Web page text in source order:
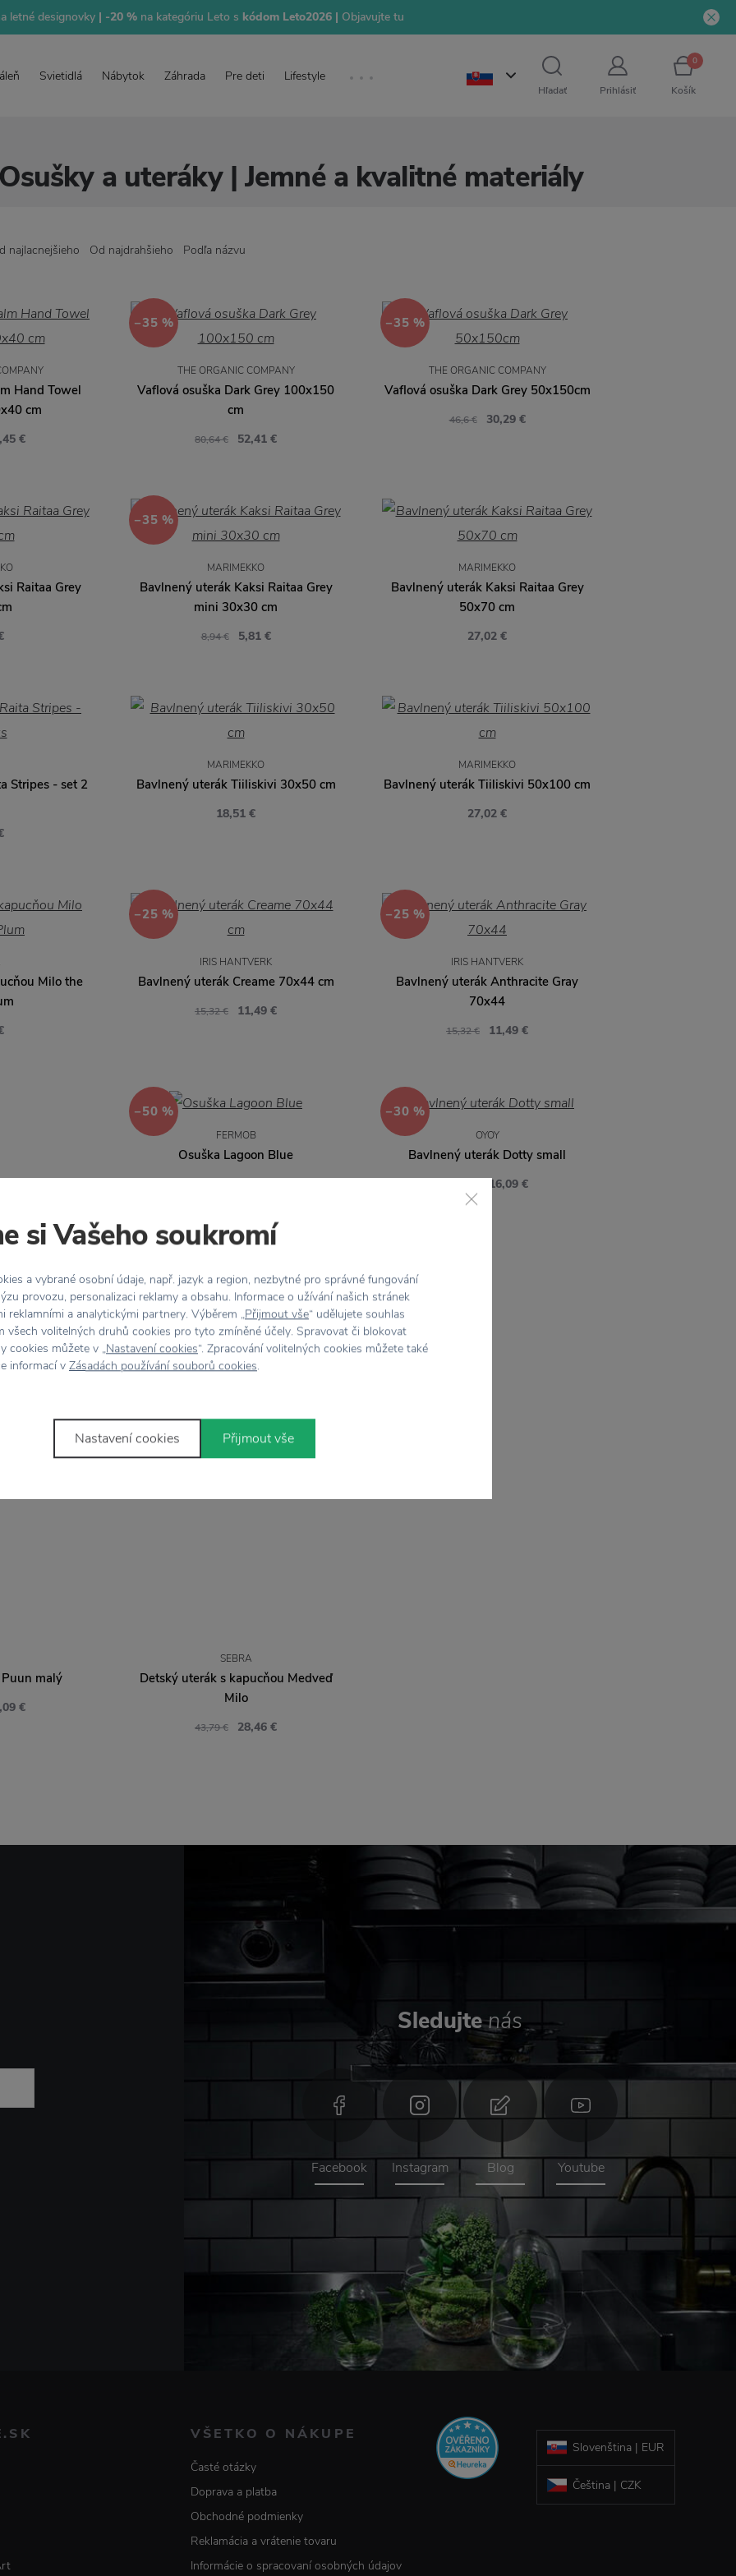
letné designovky| -20 % na kategóriu Leto s kódom Leto2026 | Objavujte tu
Svietidlá Nábytok Záhrada Pre deti Lifestyle
Hľadať Prihlásiť
0
Košík
Osušky a uteráky | Jemné a kvalitné materiály
najlacnejšieho Od najdrahšieho Podľa názvu
Hand Towel
cm
€
−35 %
THE ORGANIC COMPANY
Vaflová osuška Dark Grey 100x150
cm
80,64 € 52,41 €
−35 %
THE ORGANIC COMPANY
Vaflová osuška Dark Grey 50x150cm
46,6 € 30,29 €
Raitaa Grey
−35 %
MARIMEKKO
Bavlnený uterák Kaksi Raitaa Grey
mini 30x30 cm
8,94 € 5,81 €
MARIMEKKO
Bavlnený uterák Kaksi Raitaa Grey
50x70 cm
27,02 €
Stripes - set 2
MARIMEKKO
Bavlnený uterák Tiiliskivi 30x50 cm
18,51 €
MARIMEKKO
Bavlnený uterák Tiiliskivi 50x100 cm
27,02 €
Milo the
−25 %
IRIS HANTVERK
Bavlnený uterák Creame 70x44 cm
15,32 € 11,49 €
−25 %
IRIS HANTVERK
Bavlnený uterák Anthracite Gray
70x44
15,32 € 11,49 €
Clay
€
−50 %
FERMOB
Osuška Lagoon Blue
−30 %
OYOY
Bavlnený uterák Dotty small
16,09 €
malý
€
SEBRA
Detský uterák s kapucňou Medveď
Milo
43,79 € 28,46 €
Sledujtenás
Facebook Instagram Blog Youtube
VŠETKO O NÁKUPE
Časté otázky
Doprava a platba
Obchodné podmienky
Reklamácia a vrátenie tovaru
Informácie o spracovaní osobných údajov
Slovenština | EUR
Čeština | CZK
si Vašeho soukromí
a vybrané osobní údaje, např. jazyk a region, nezbytné pro správné fungování
provozu, personalizaci reklamy a obsahu. Informace o užívání našich stránek
reklamními a analytickými partnery. Výběrem „Přijmout vše“ udělujete souhlas
všech volitelných druhů cookies pro tyto zmíněné účely. Spravovat či blokovat
cookies můžete v „Nastavení cookies“. Zpracování volitelných cookies můžete také
informací v Zásadách používání souborů cookies.
Nastavení cookies Přijmout vše